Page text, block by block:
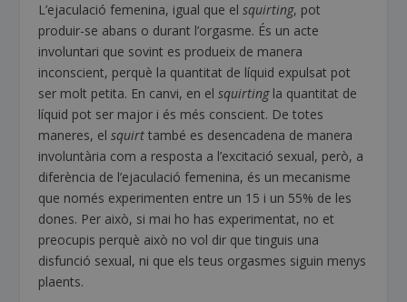
L’ejaculació femenina, igual que elsquirting, pot
produir-se abans o durant l’orgasme. És un acte
involuntari que sovint es produeix de manera
inconscient, perquè la quantitat de líquid expulsat pot
ser molt petita. En canvi, en elsquirtingla quantitat de
líquid pot ser major i és més conscient. De totes
maneres, elsquirt també es desencadena de manera
involuntària com a resposta a l’excitació sexual, però, a
diferència de l’ejaculació femenina, és un mecanisme
que només experimenten entre un 15 i un 55% de les
dones. Per això, si mai ho has experimentat, no et
preocupis perquè això no vol dir que tinguis una
disfunció sexual, ni que els teus orgasmes siguin menys
plaents.